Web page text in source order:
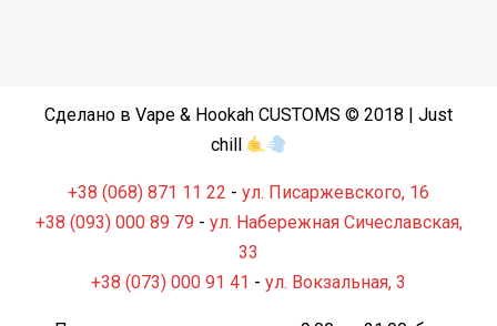
Сделано в Vape & Hookah CUSTOMS © 2018 | Just
chill
+38 (068) 871 11 22 - ул. Писаржевского, 16
+38 (093) 000 89 79 - ул. Набережная Сичеславская,
33
+38 (073) 000 91 41 - ул. Вокзальная, 3